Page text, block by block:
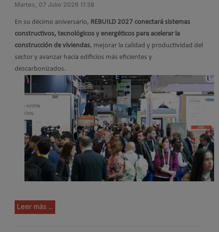
Martes, 07 Julio 2026 11:38
En su décimo aniversario, REBUILD 2027 conectará sistemas
constructivos, tecnológicos y energéticos para acelerar la
construcción de viviendas, mejorar la calidad y productividad del
sector y avanzar hacia edificios más eficientes y
descarbonizados.
Leer más ...